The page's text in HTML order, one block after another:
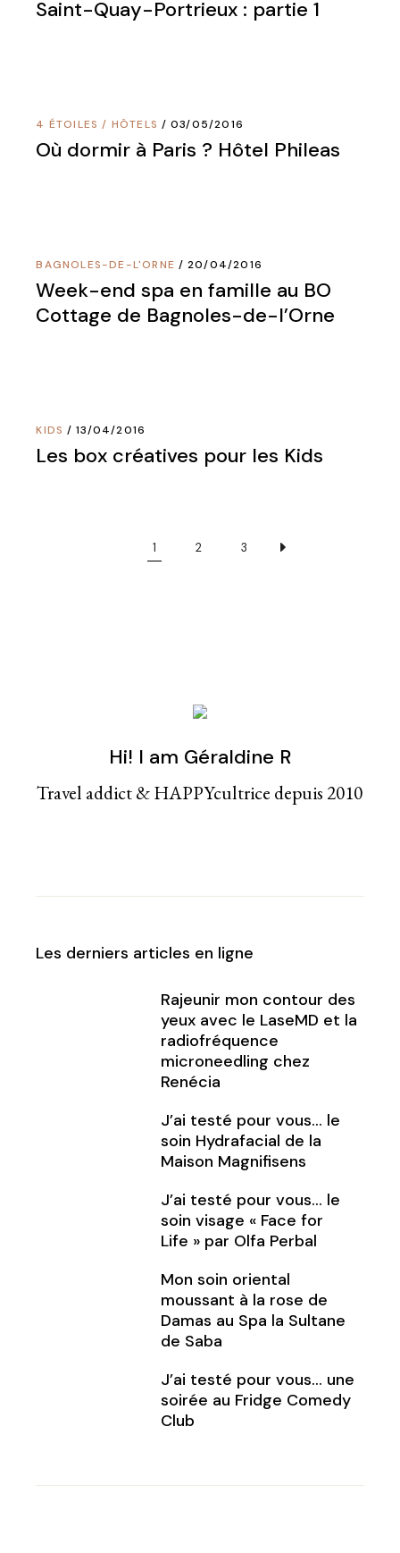
Saint-Quay-Portrieux : partie 1
4 ÉTOILES / HÔTELS 03/05/2016
Où dormir à Paris ? Hôtel Phileas
BAGNOLES-DE-L'ORNE 20/04/2016
Week-end spa en famille au BO
Cottage de Bagnoles-de-l’Orne
KIDS 13/04/2016
Les box créatives pour les Kids
1 2 3
Hi! I am Géraldine R
Travel addict & HAPPYcultrice depuis 2010
Les derniers articles en ligne
Rajeunir mon contour des
yeux avec le LaseMD et la
radiofréquence
microneedling chez
Renécia
J’ai testé pour vous… le
soin Hydrafacial de la
Maison Magnifisens
J’ai testé pour vous… le
soin visage « Face for
Life » par Olfa Perbal
Mon soin oriental
moussant à la rose de
Damas au Spa la Sultane
de Saba
J’ai testé pour vous… une
soirée au Fridge Comedy
Club